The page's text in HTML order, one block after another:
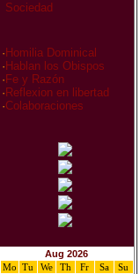
Sociedad
· Homilia Dominical
· Hablan los Obispos
· Fe y Razón
· Reflexion en libertad
·Colaboraciones
Aug 2026
Mo
Tu We Th Fr Sa
Su